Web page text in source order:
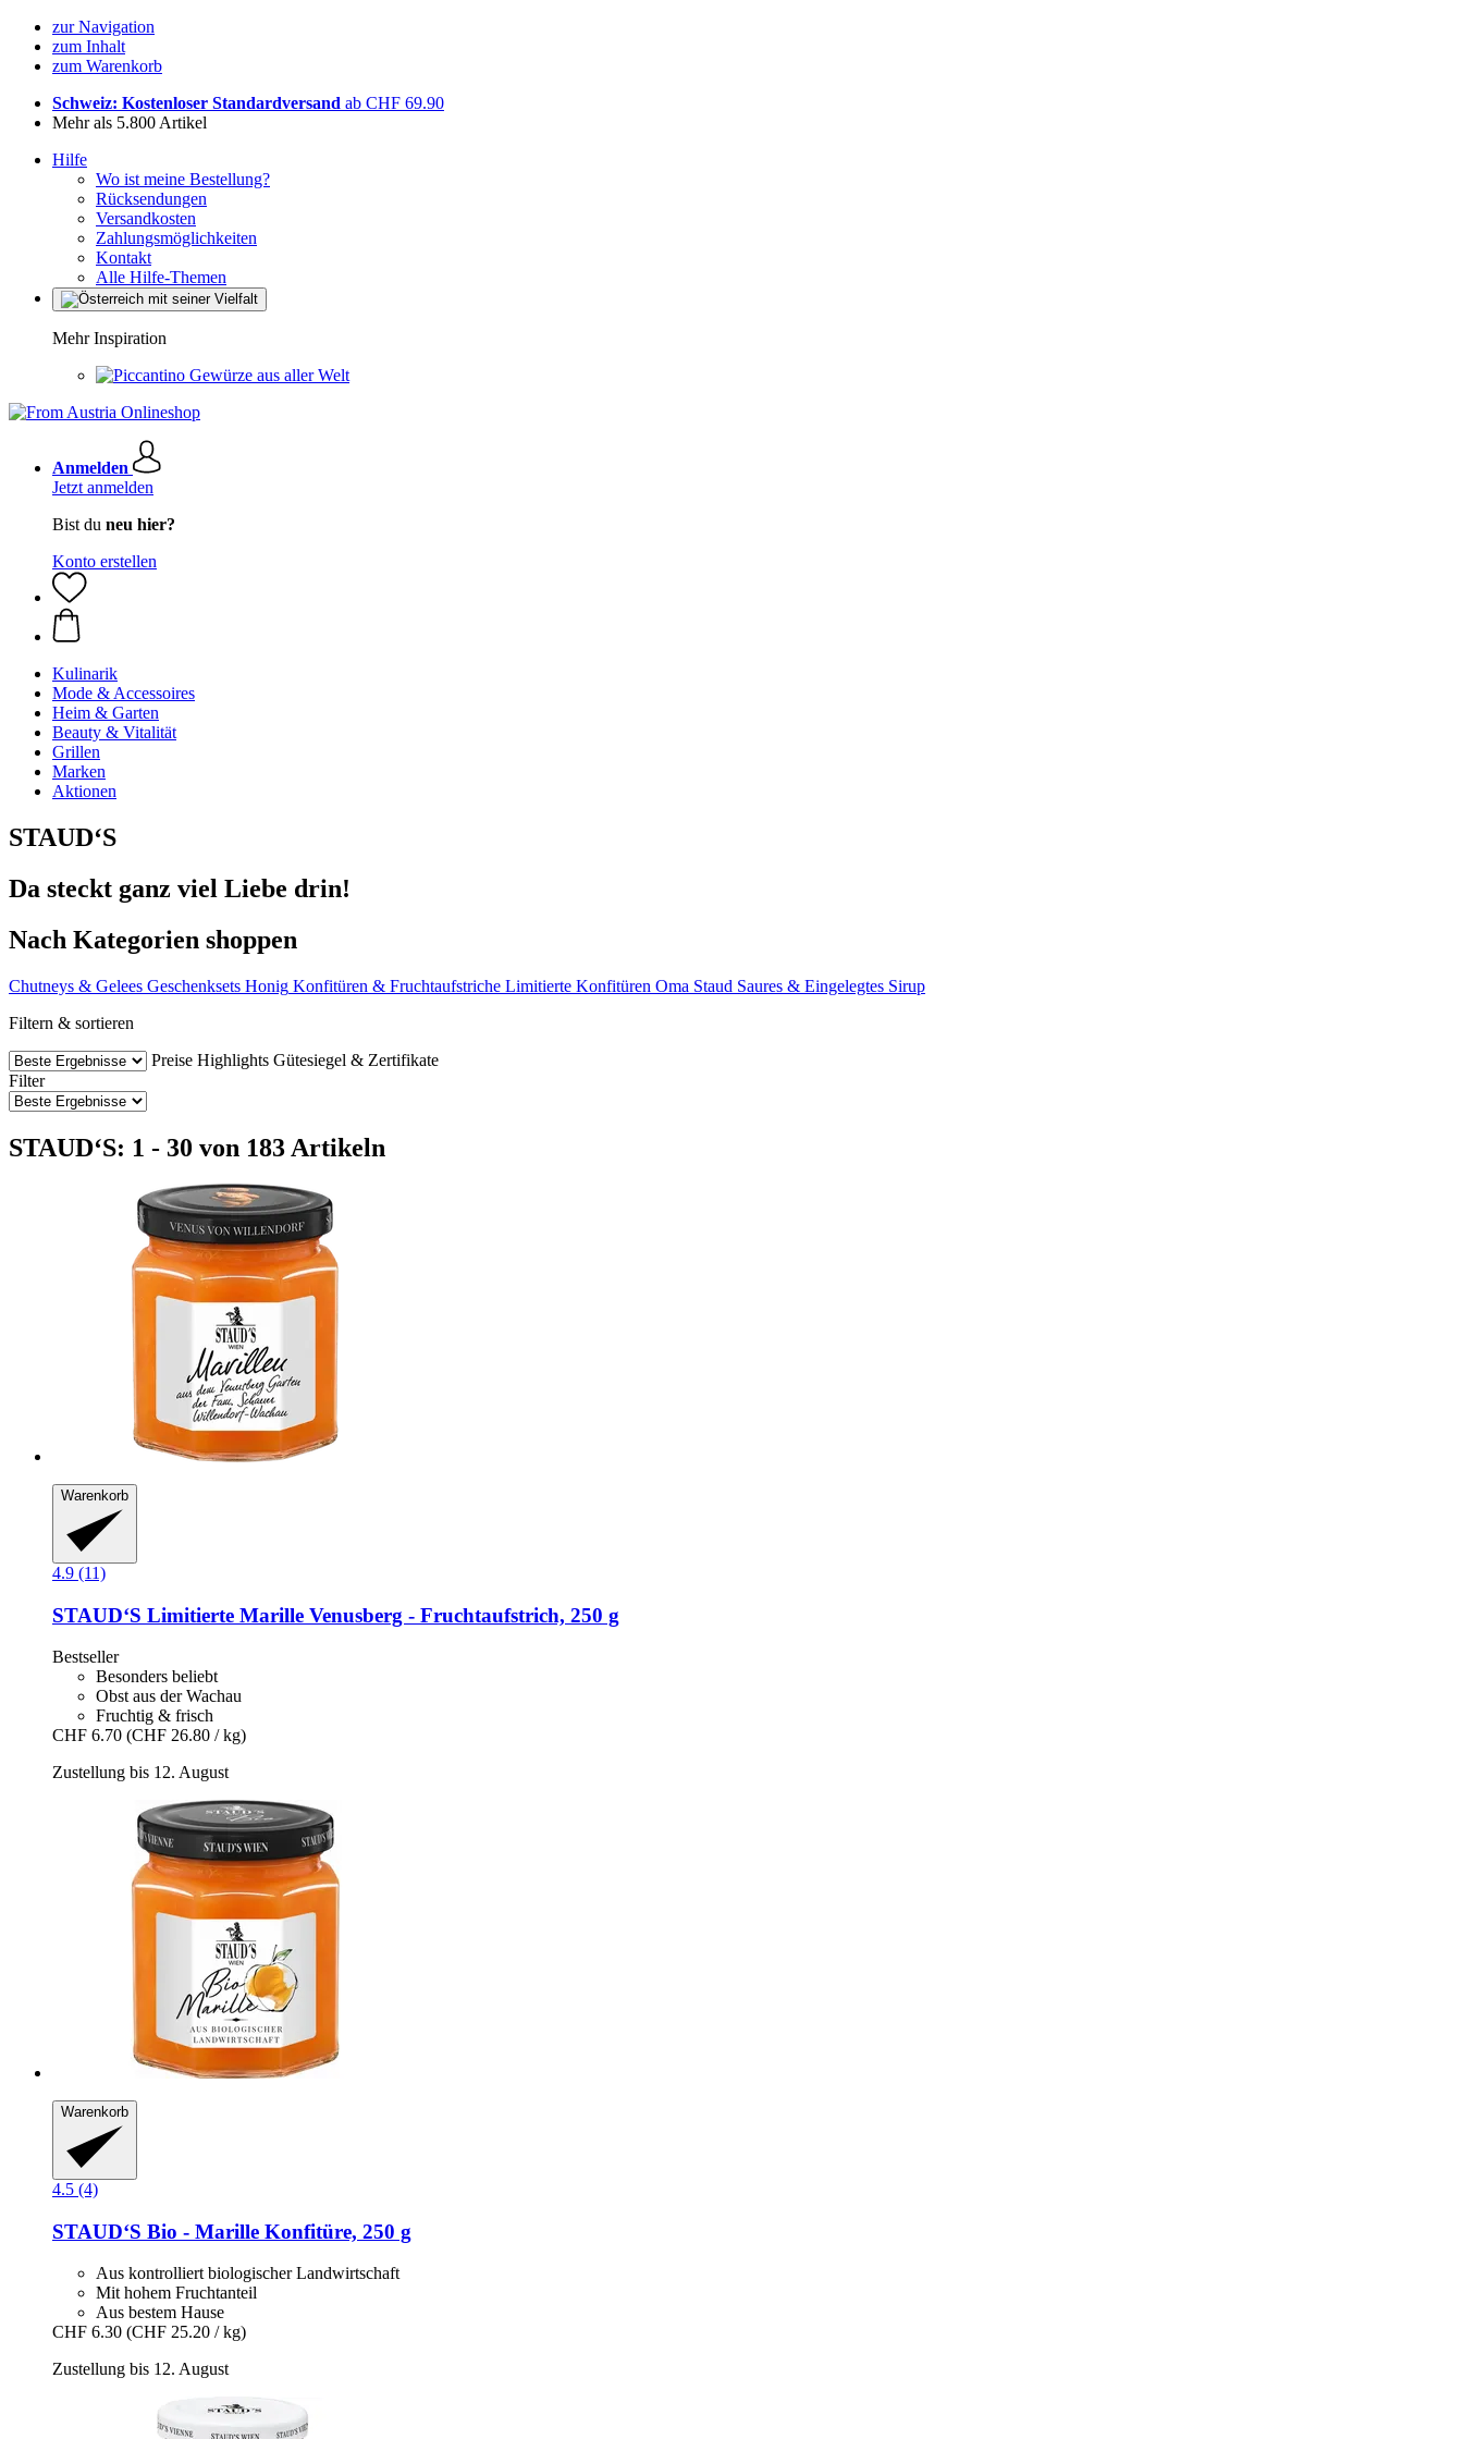
zur Navigation
zum Inhalt
zum Warenkorb
Schweiz: Kostenloser Standardversand ab CHF 69.90
Mehr als 5.800 Artikel
Hilfe
Wo ist meine Bestellung?
Rücksendungen
Versandkosten
Zahlungsmöglichkeiten
Kontakt
Alle Hilfe-Themen
Mehr Inspiration
Gewürze aus aller Welt
Anmelden
Jetzt anmelden
Bist du neu hier?
Konto erstellen
Kulinarik
Mode & Accessoires
Heim & Garten
Beauty & Vitalität
Grillen
Marken
Aktionen
STAUD‘S
Da steckt ganz viel Liebe drin!
Nach Kategorien shoppen
Chutneys & Gelees Geschenksets Honig Konfitüren & Fruchtaufstriche Limitierte Konfitüren Oma Staud Saures & Eingelegtes Sirup
Filtern & sortieren
Preise Highlights Gütesiegel & Zertifikate
Filter
STAUD‘S: 1 - 30 von 183 Artikeln
Warenkorb
4.9 (11)
STAUD‘S Limitierte Marille Venusberg -​ Fruchtaufstrich, 250 g
Bestseller
Besonders beliebt
Obst aus der Wachau
Fruchtig & frisch
CHF 6.70 (CHF 26.80 / kg)
Zustellung bis 12. August
Warenkorb
4.5 (4)
STAUD‘S Bio -​ Marille Konfitüre, 250 g
Aus kontrolliert biologischer Landwirtschaft
Mit hohem Fruchtanteil
Aus bestem Hause
CHF 6.30 (CHF 25.20 / kg)
Zustellung bis 12. August